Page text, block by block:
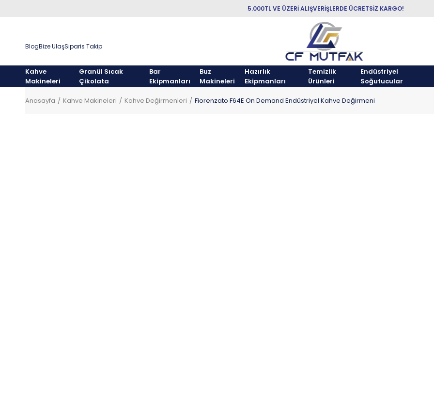
5.000TL VE ÜZERİ ALIŞVERİŞLERDE ÜCRETSİZ KARGO!
BlogBize UlaşSiparis Takip
Kahve
Makineleri
Granül Sıcak
Çikolata
Bar
Ekipmanları
Buz
Makineleri
Hazırlık
Ekipmanları
Temizlik
Ürünleri
Endüstriyel
Soğutucular
Anasayfa Kahve Makineleri Kahve Değirmenleri Fiorenzato F64E On Demand Endüstriyel Kahve Değirmeni